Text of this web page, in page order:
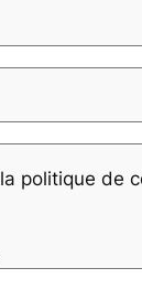
la politique de